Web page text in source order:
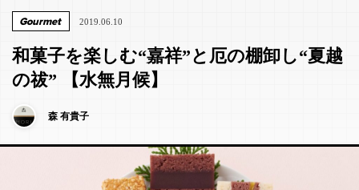
Gourmet 2019.06.10
和菓子を楽しむ“嘉祥”と厄の棚卸し“夏越
の祓” 【水無月候】
森 有貴子